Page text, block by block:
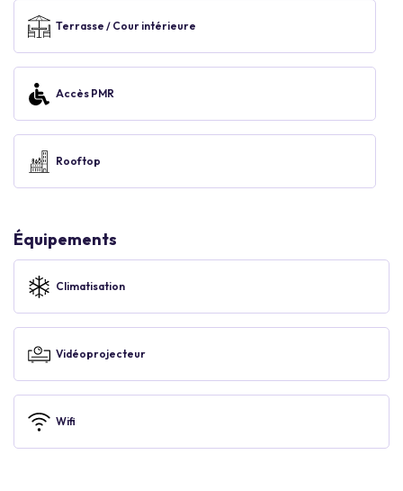
Terrasse / Cour intérieure
Accès PMR
Rooftop
Équipements
Climatisation
Vidéoprojecteur
Wifi